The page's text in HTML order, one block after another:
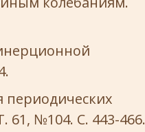
61, №104. С. 443-466.